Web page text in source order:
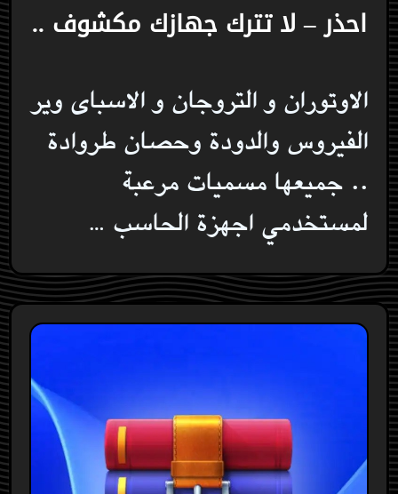
احذر – لا تترك جهازك مكشوف ..
الاوتوران و التروجان و الاسباى وير
الفيروس والدودة وحصان طروادة
.. جميعها مسميات مرعبة
لمستخدمي اجهزة الحاسب …